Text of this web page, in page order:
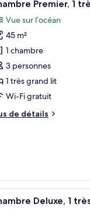
:
Premier, 1
Vue sur l’océan
45 m²
1 chambre
3 personnes
1 très grand lit
Wi-Fi gratuit
de détails
bureau, une chaise,
5 Deluxe, 1